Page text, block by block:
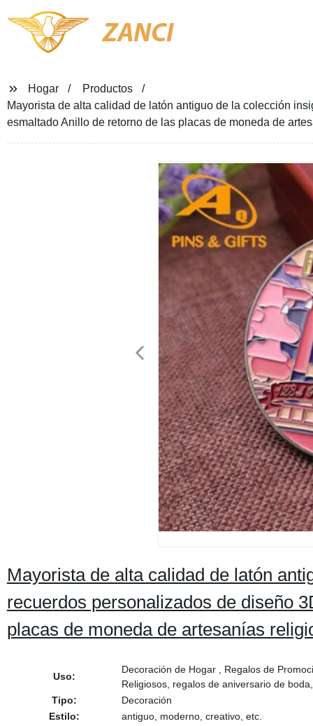
ZANCI
Hogar
Productos
Mayorista de alta calidad de latón antiguo de la colección
esmaltado Anillo de retorno de las placas de moneda de
Mayorista de alta calidad de latón
recuerdos personalizados de diseño
placas de moneda de artesanías
Uso:
Decoración de Hogar , Regalos de
Religiosos, regalos de aniversario de
Tipo:
Decoración
Estilo:
antiguo, moderno, creativo, etc.